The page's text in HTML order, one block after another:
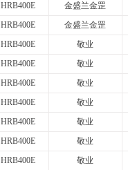
HRB400E
金盛兰金罡
HRB400E
金盛兰金罡
HRB400E
敬业
HRB400E
敬业
HRB400E
敬业
HRB400E
敬业
HRB400E
敬业
HRB400E
敬业
HRB400E 敬业